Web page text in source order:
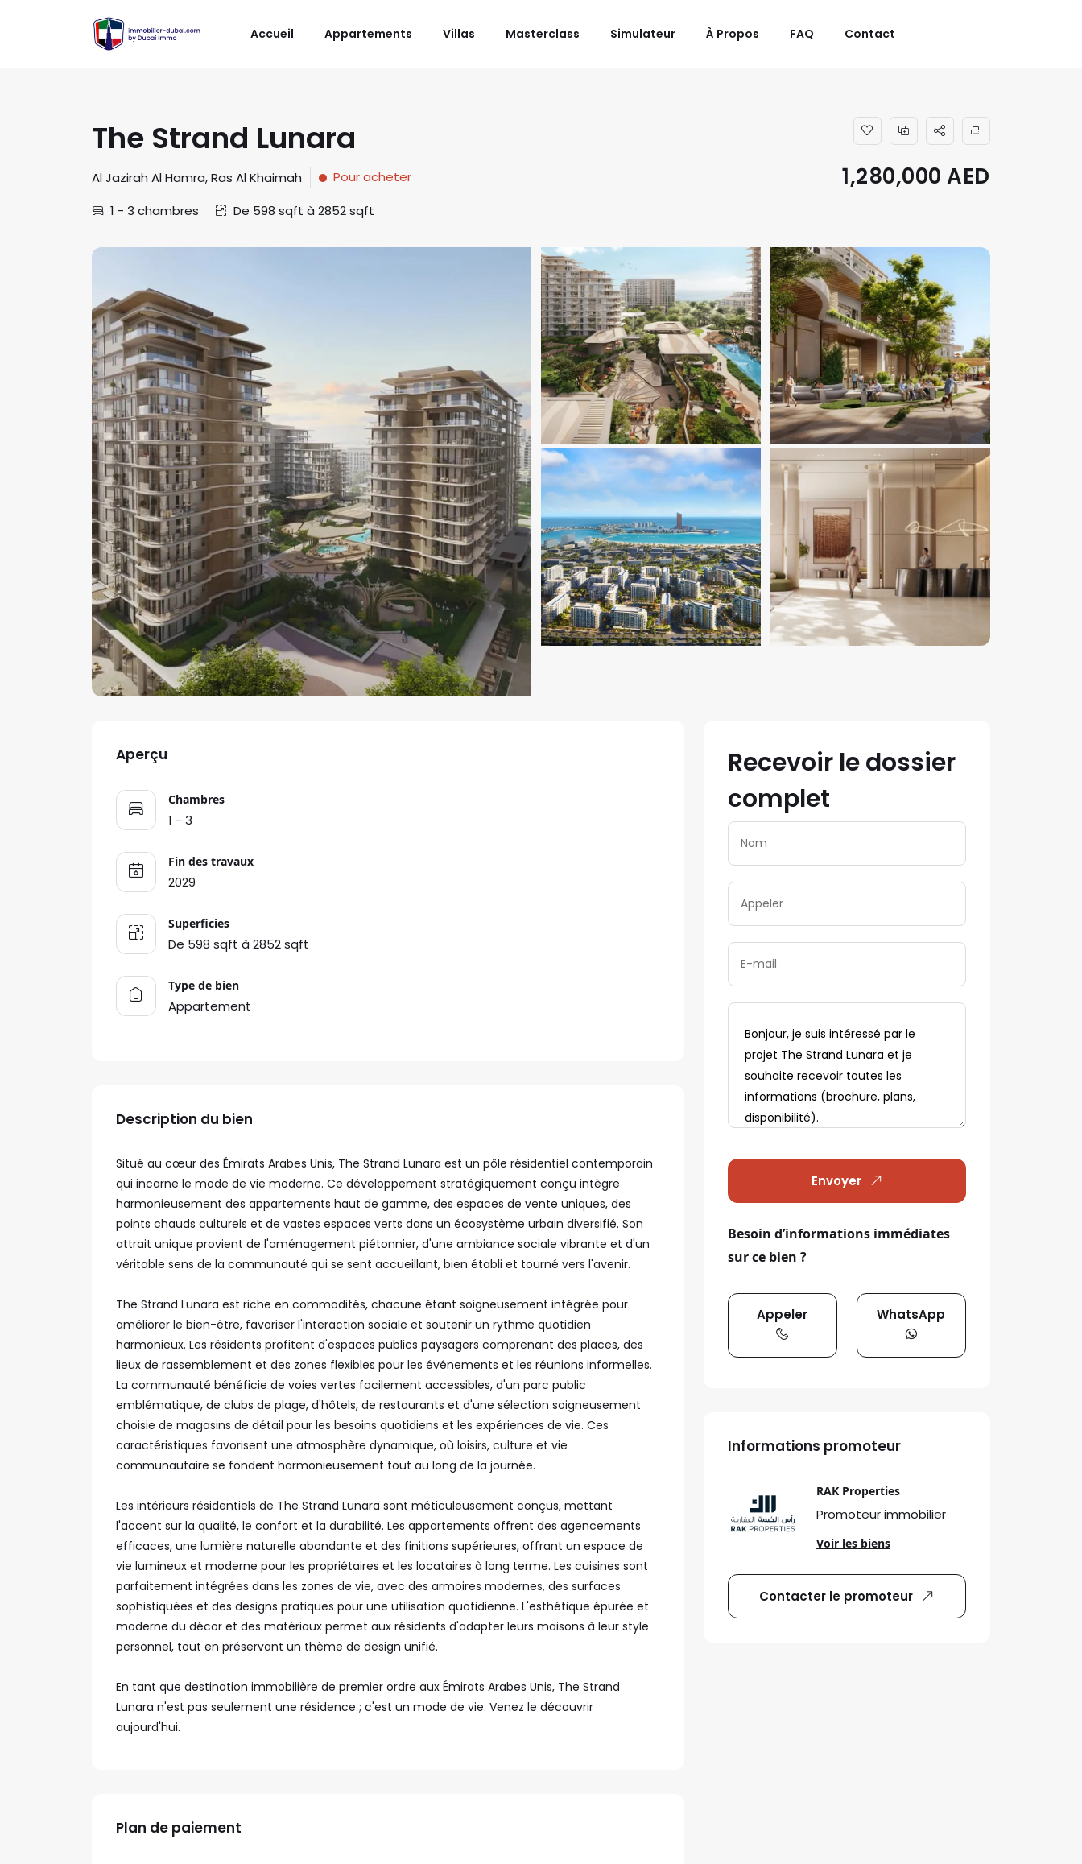
Accueil Appartements Villas Masterclass Simulateur À Propos FAQ Contact
The Strand Lunara
Al Jazirah Al Hamra,Ras Al Khaimah Pouracheter
1 - 3 chambres De 598 sqft à 2852sqft
1,280,000 AED
Aperçu
Chambres
1 - 3
Fin des travaux
2029
Superficies
De 598 sqft à 2852 sqft
Type de bien
Appartement
Description du bien
Situé au cœur des Émirats Arabes Unis, The Strand Lunara est un pôle résidentiel contemporain
qui incarne le mode de vie moderne. Ce développement stratégiquement conçu intègre
harmonieusement des appartements haut de gamme, des espaces de vente uniques, des
points chauds culturels et de vastes espaces verts dans un écosystème urbain diversifié. Son
attrait unique provient de l'aménagement piétonnier, d'une ambiance sociale vibrante et d'un
véritable sens de la communauté qui se sent accueillant, bien établi et tourné vers l'avenir.
The Strand Lunara est riche en commodités, chacune étant soigneusement intégrée pour
améliorer le bien-être, favoriser l'interaction sociale et soutenir un rythme quotidien
harmonieux. Les résidents profitent d'espaces publics paysagers comprenant des places, des
lieux de rassemblement et des zones flexibles pour les événements et les réunions informelles.
La communauté bénéficie de voies vertes facilement accessibles, d'un parc public
emblématique, de clubs de plage, d'hôtels, de restaurants et d'une sélection soigneusement
choisie de magasins de détail pour les besoins quotidiens et les expériences de vie. Ces
caractéristiques favorisent une atmosphère dynamique, où loisirs, culture et vie
communautaire se fondent harmonieusement tout au long de la journée.
Les intérieurs résidentiels de The Strand Lunara sont méticuleusement conçus, mettant
l'accent sur la qualité, le confort et la durabilité. Les appartements offrent des agencements
efficaces, une lumière naturelle abondante et des finitions supérieures, offrant un espace de
vie lumineux et moderne pour les propriétaires et les locataires à long terme. Les cuisines sont
parfaitement intégrées dans les zones de vie, avec des armoires modernes, des surfaces
sophistiquées et des designs pratiques pour une utilisation quotidienne. L'esthétique épurée et
moderne du décor et des matériaux permet aux résidents d'adapter leurs maisons à leur style
personnel, tout en préservant un thème de design unifié.
En tant que destination immobilière de premier ordre aux Émirats Arabes Unis, The Strand
Lunara n'est pas seulement une résidence ; c'est un mode de vie. Venez le découvrir
aujourd'hui.
Plan de paiement
Recevoir le dossier
complet
Envoyer
Besoin d’informations immédiates
sur ce bien ?
Appeler WhatsApp
Informations promoteur
RAK Properties
Promoteur immobilier
Voir les biens
Contacter le promoteur